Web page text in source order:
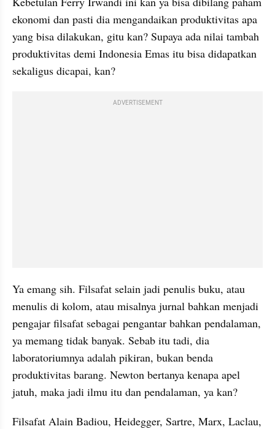
ekonomi dan pasti dia mengandaikan produktivitas apa
yang bisa dilakukan, gitu kan? Supaya ada nilai tambah
produktivitas demi Indonesia Emas itu bisa didapatkan
sekaligus dicapai, kan?
ADVERTISEMENT
Ya emang sih. Filsafat selain jadi penulis buku, atau
menulis di kolom, atau misalnya jurnal bahkan menjadi
pengajar filsafat sebagai pengantar bahkan pendalaman,
ya memang tidak banyak. Sebab itu tadi, dia
laboratoriumnya adalah pikiran, bukan benda
produktivitas barang. Newton bertanya kenapa apel
jatuh, maka jadi ilmu itu dan pendalaman, ya kan?
Filsafat Alain Badiou, Heidegger, Sartre, Marx, Laclau,